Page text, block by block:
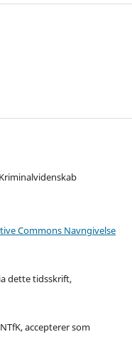
Commons Navngivelse
dette tidsskrift,
accepterer som